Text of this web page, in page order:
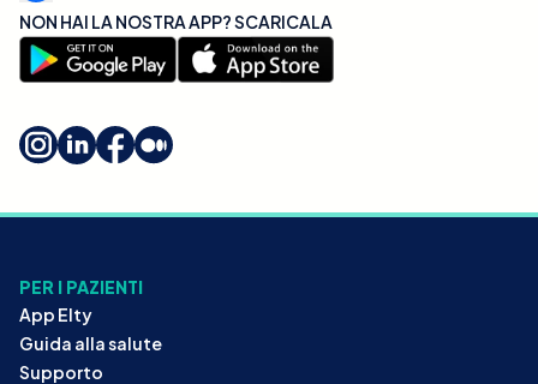
NON HAI LA NOSTRA APP? SCARICALA
PER I PAZIENTI
App Elty
Guida alla salute
Supporto